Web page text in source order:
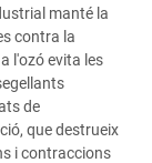
manté la
contra la
l'ozó evita les
de
que destrueix
i contraccions